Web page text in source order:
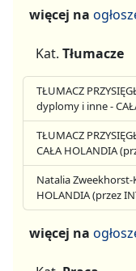
więcej na
Kat. Tłumacze
TŁUMACZ
dyplomy i inne -
TŁUMACZ
CAŁA HOLANDIA
Natalia Zweekhorst-
HOLANDIA (przez
więcej na